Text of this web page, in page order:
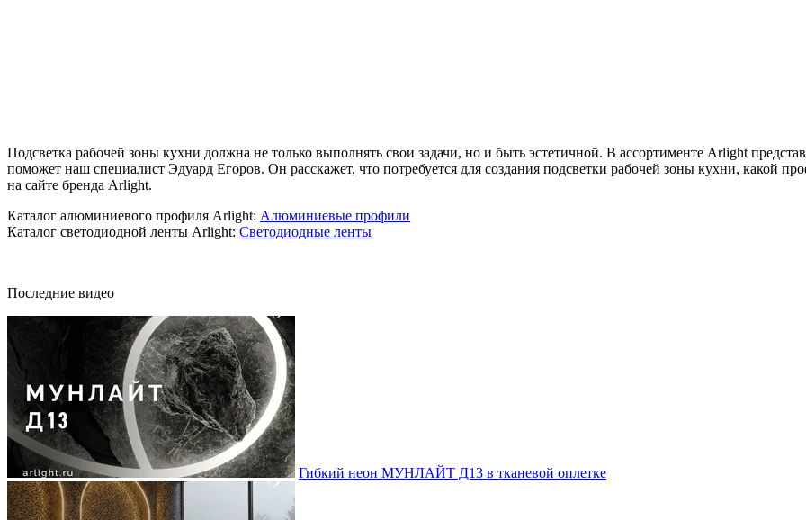
Подсветка рабочей зоны кухни должна не только выполнять свои задачи, но и быть эстетичной. В ассортименте Arlight
поможет наш специалист Эдуард Егоров. Он расскажет, что потребуется для создания подсветки рабочей зоны кухни, какой
на сайте бренда Arlight.
Каталог алюминиевого профиля Arlight: Алюминиевые профили
Каталог светодиодной ленты Arlight: Светодиодные ленты
Последние видео
Гибкий неон МУНЛАЙТ Д13 в тканевой оплетке